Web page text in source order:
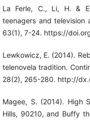
La Ferle, C., Li, H. &
teenagers and television
63(1), 7-24. https://
Lewkowicz, E. (2014).
telenovela tradition.
28(2), 265-280. http://
Magee, S. (2014). High
Hills, 90210, and Buffy